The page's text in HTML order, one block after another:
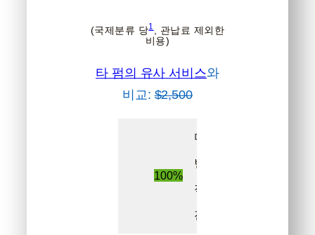
(국제분류 당1 , 관납료 제외한
비용)
타 펌의 유사 서비스와
비교:$2,500
100%
미국
변호사가
직접
진행